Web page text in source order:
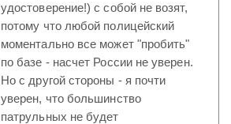
удостоверение!) с собой не возят,
потому что любой полицейский
моментально все может "пробить"
по базе - насчет России не уверен.
Но с другой стороны - я почти
уверен, что большинство
патрульных не будет